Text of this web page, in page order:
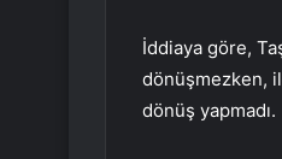
İddiaya göre,
dönüşmezken,
dönüş yapmadı.